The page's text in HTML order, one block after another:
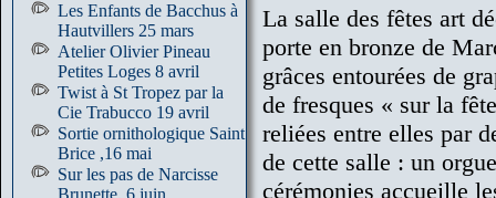
Les Enfants de Bacchus à
Hautvillers 25 mars
Atelier Olivier Pineau
Petites Loges 8 avril
Twist à St Tropez par la
Cie Trabucco 19 avril
Sortie ornithologique Saint
Brice ,16 mai
Sur les pas de Narcisse
Brunette, 6 juin
La salle des fêtes art
porte en bronze de
grâces entourées de
de fresques « sur la
reliées entre elles par
de cette salle : un
cérémonies accueille